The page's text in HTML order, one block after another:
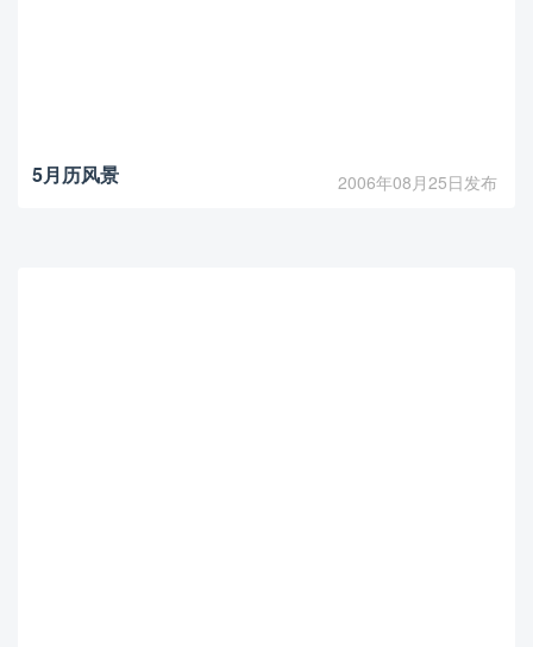
5月历风景 2006年08月25日发布